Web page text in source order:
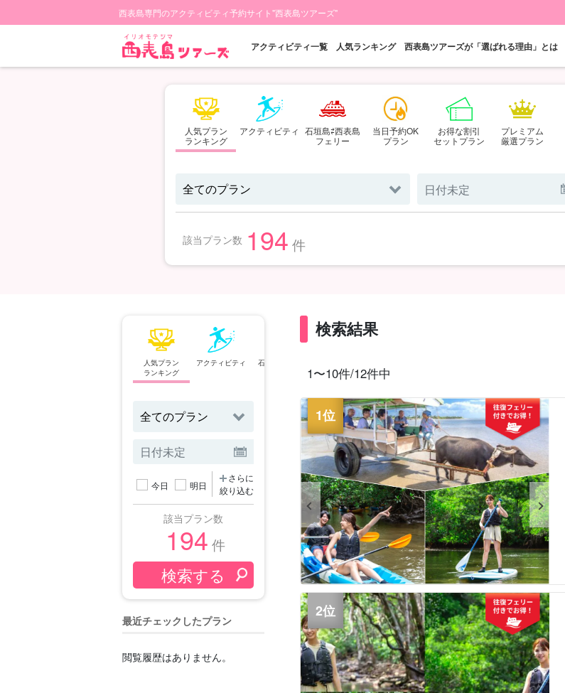
西表島専門のアクティビティ予約サイト"西表島ツアーズ"
アクティビティ一覧 人気ランキング 西表島ツアーズが「選ばれる理由」とは
人気プラン
ランキング
アクティビティ 石垣島⇄西表島
フェリー
当日予約OK
プラン
お得な割引
セットプラン
プレミアム
厳選プラン
該当プラン数 194 件
人気プラン
ランキング
アクティビティ
石垣島⇄西表島
プラン
セットプラン
今日 明日
さらに
絞り込む
該当プラン数
194 件
最近チェックしたプラン
閲覧履歴はありません。
検索結果
1〜10件/12件中